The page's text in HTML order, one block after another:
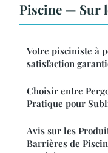
Piscine — Sur
Votre pisciniste à
satisfaction
Choisir entre
Pratique pour
Avis sur les
Barrières de